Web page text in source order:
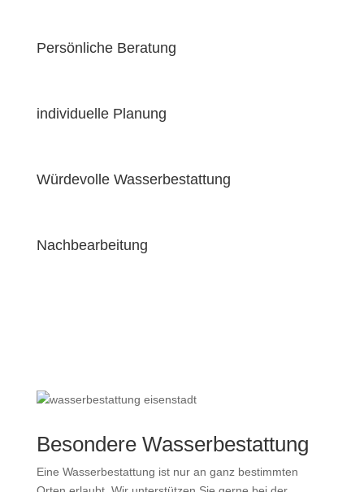
Persönliche Beratung
individuelle Planung
Würdevolle Wasserbestattung
Nachbearbeitung
Besondere Wasserbestattung
Eine Wasserbestattung ist nur an ganz bestimmten